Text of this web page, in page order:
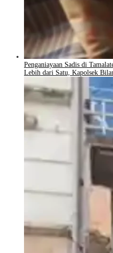
Penganiayaan Sadis di
Lebih dari Satu, Kapolsek